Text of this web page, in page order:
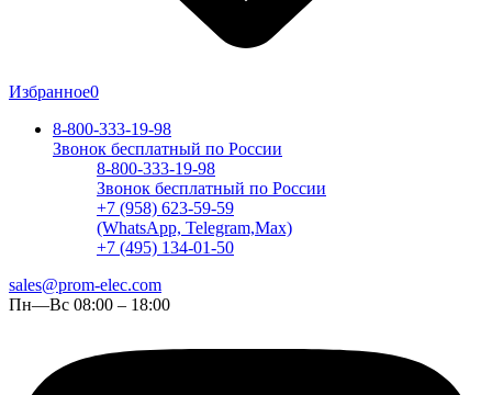
Избранное0
8-800-333-19-98
Звонок бесплатный по России
8-800-333-19-98
Звонок бесплатный по России
+7 (958) 623-59-59
(WhatsApp, Telegram,Max)
+7 (495) 134-01-50
sales@prom-elec.com
Пн—Вс 08:00 – 18:00